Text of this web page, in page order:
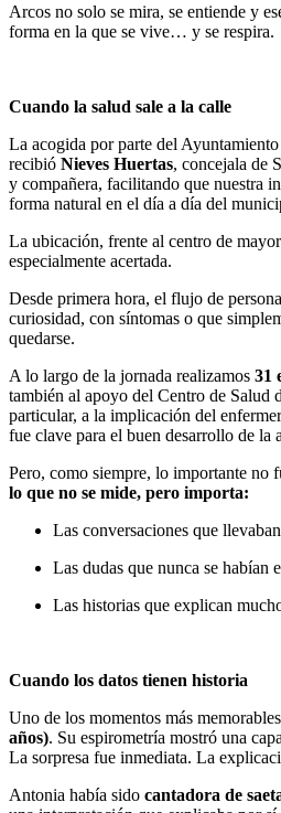
Arcos no solo se mira, se entiende y
forma en la que se vive… y se respira.
Cuando la salud sale a la calle
La acogida por parte del
recibió Nieves Huertas, concejala de
y compañera, facilitando que nuestra
forma natural en el día a día del
La ubicación, frente al centro de
especialmente acertada.
Desde primera hora, el flujo de
curiosidad, con síntomas o que
quedarse.
A lo largo de la jornada realizamos 31
también al apoyo del Centro de Salud
particular, a la implicación del
fue clave para el buen desarrollo de la
Pero, como siempre, lo importante no
lo que no se mide, pero importa:
Las conversaciones que
Las dudas que nunca se habían
Las historias que explican
Cuando los datos tienen historia
Uno de los momentos más
años). Su espirometría mostró una
La sorpresa fue inmediata. La
Antonia había sido cantadora de